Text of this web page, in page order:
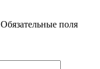
Обязательные поля